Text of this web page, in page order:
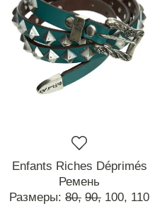
Enfants Riches Déprimés
Ремень
Размеры: 80, 90, 100, 110